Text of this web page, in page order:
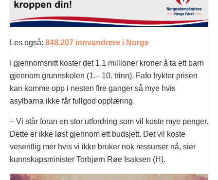
Les også: 848.207 innvandrere i Norge
I gjennomsnitt koster det 1.1 millioner kroner å ta ett barn
gjennom grunnskolen (1.– 10. trinn). Fafo frykter prisen
kan komme opp i nesten fire ganger så mye hvis
asylbarna ikke får fullgod opplæring.
– Vi står foran en stor utfordring som vil koste mye penger.
Dette er ikke løst gjennom ett budsjett. Det vil koste
vesentlig mer hvis vi ikke bruker nok ressurser nå, sier
kunnskapsminister Torbjørn Røe Isaksen (H).